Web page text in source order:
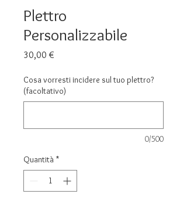
Plettro
Personalizzabile
30,00 €
Cosa vorresti incidere sul tuo plettro?
(facoltativo)
0/500
Quantità *